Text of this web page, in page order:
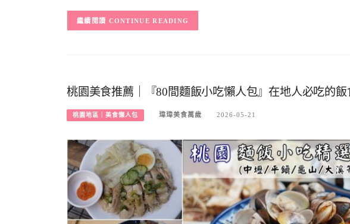
CONTINUE READING
桃園美食推薦｜『80間麵飯小吃懶人包』在地人必吃的飯
桃園地區｜美食懶人包 瑋瑋美食萬歲 2026-05-21